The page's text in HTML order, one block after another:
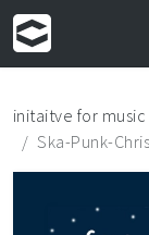
initaitve for
Ska-Punk-